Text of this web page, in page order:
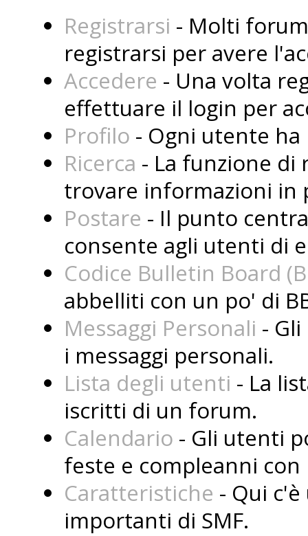
Registrarsi - Molti
registrarsi per avere
Accedere - Una volta
effettuare il login per
Profilo - Ogni utente
Ricerca - La funzione
trovare informazioni in
Postare - Il punto
consente agli utenti di
Codice Bulletin Board
abbelliti con un po' di
Messaggi Personali -
i messaggi personali.
Lista degli utenti - La
iscritti di un forum.
Calendario - Gli utenti
feste e compleanni con
Caratteristiche - Qui
importanti di SMF.